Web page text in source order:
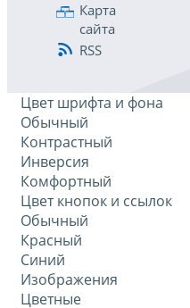
Карта
сайта
RSS
Цвет шрифта и фона
Обычный
Контрастный
Инверсия
Комфортный
Цвет кнопок и ссылок
Обычный
Красный
Синий
Изображения
Цветные